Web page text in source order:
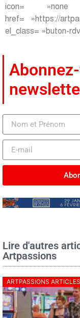
icon=
href= »https://
el_class= »buton-
Lire d'autres
Artpassions
ARTPASSIONS ARTICLES